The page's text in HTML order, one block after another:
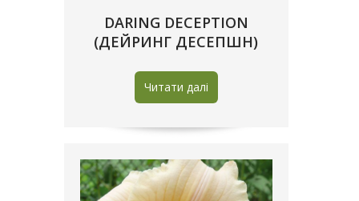
DARING DECEPTION
(ДЕЙРИНГ ДЕСЕПШН)
Читати далі